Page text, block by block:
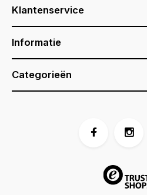
Klantenservice
Informatie
Categorieën